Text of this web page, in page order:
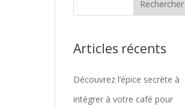
Articles récents
Découvrez l’épice secrète à
intégrer à votre café pour